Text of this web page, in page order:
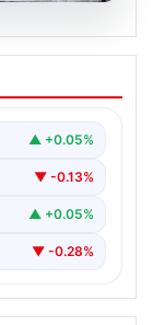
▲ +0.05%
▼ -0.13%
▲ +0.05%
▼ -0.28%